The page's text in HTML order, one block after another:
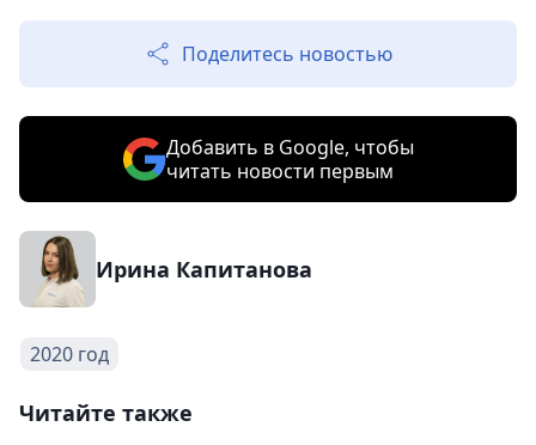
Поделитесь новостью
Добавить в Google, чтобы
читать новости первым
Ирина Капитанова
2020 год
Читайте также